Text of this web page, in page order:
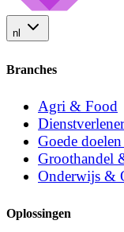
nl
Branches
Agri & Food
Goede
Groothandel
Onderwijs &
Oplossingen